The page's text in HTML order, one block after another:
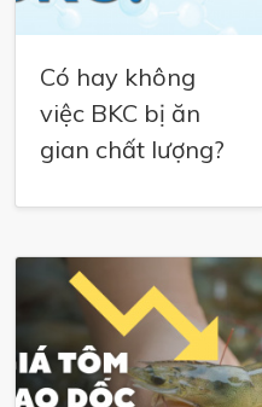
Có hay không
việc BKC bị ăn
gian chất lượng?